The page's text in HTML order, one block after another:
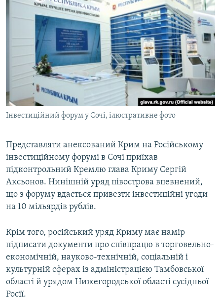
ВСЕ ЗА ДЕНЬ
СПЕЦПРОЕКТИ
ДЕПОРТАЦІЯ
ВІДЕОУРОКИ «ELIFBE»
СВІДЧЕННЯ ОКУПАЦІЇ
УКРАЇНСЬКА ПРОБЛЕМА КРИМУ
ІНФОГРАФІКА
ЯК ОБІЙТИ БЛОКУВАННЯ
Русский
Qırımtatar
ДОЛУЧАЙСЯ!
Усі сайти RFE/RL
Інвестиційний форум у Сочі, ілюстративне фото
Представляти анексований Крим на Російському
інвестиційному форумі в Сочі приїхав
підконтрольний Кремлю глава Криму Сергій
Аксьонов. Нинішній уряд півострова впевнений,
що з форуму вдасться привезти інвестиційні угоди
на 10 мільярдів рублів.
Крім того, російський уряд Криму має намір
підписати документи про співпрацю в торговельно-
економічній, науково-технічній, соціальній і
культурній сферах із адміністрацією Тамбовської
області й урядом Нижегородської області сусідньої
Росії.